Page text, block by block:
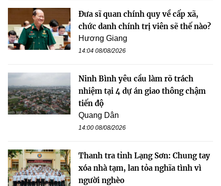
Đưa sĩ quan chính quy về cấp xã,
chức danh chính trị viên sẽ thế nào?
Hương Giang
14:04 08/08/2026
Ninh Bình yêu cầu làm rõ trách
nhiệm tại 4 dự án giao thông chậm
tiến độ
Quang Dân
14:00 08/08/2026
Thanh tra tỉnh Lạng Sơn: Chung tay
xóa nhà tạm, lan tỏa nghĩa tình vì
người nghèo